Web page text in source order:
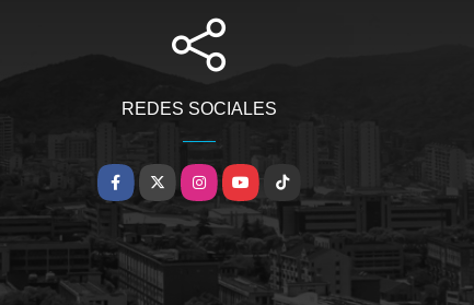
REDES SOCIALES
Facebook
X InstagramYouTubeTikTok